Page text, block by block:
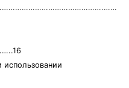
использовании